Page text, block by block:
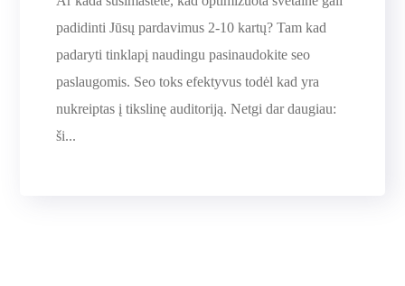
padidinti Jūsų pardavimus 2-10 kartų? Tam kad
padaryti tinklapį naudingu pasinaudokite seo
paslaugomis. Seo toks efektyvus todėl kad yra
nukreiptas į tikslinę auditoriją. Netgi dar daugiau:
ši...